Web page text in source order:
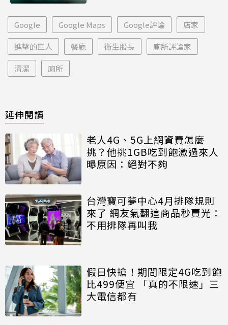
Google Google Maps Google評論 店家
進擊的巨人 餐廳 衛生股長 廁所評論家
清潔 廁所
延伸閱讀
老人4G、5G上網資費怎麼
挑？他挑1GB吃到飽激過來人
曝原因：絕對不夠
台灣寶可夢中心4月排隊規則
來了 網友氣翻這商品秒賣光：
不用排隊再叫我
假日快搶！期間限定4G吃到飽
比499便宜 「真的不限速」三
大電信都有